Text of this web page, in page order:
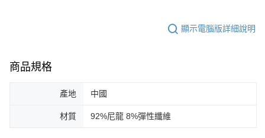
顯示電腦版詳細說明
商品規格
產地 中國
材質 92%尼龍 8%彈性纖維